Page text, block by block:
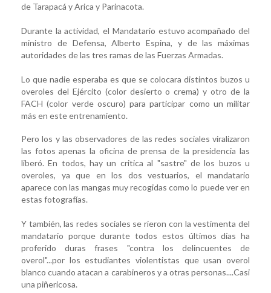
de Tarapacá y Arica y Parinacota.
Durante la actividad, el Mandatario estuvo acompañado del
ministro de Defensa, Alberto Espina, y de las máximas
autoridades de las tres ramas de las Fuerzas Armadas.
Lo que nadie esperaba es que se colocara distintos buzos u
overoles del Ejército (color desierto o crema) y otro de la
FACH (color verde oscuro) para participar como un militar
más en este entrenamiento.
Pero los y las observadores de las redes sociales viralizaron
las fotos apenas la oficina de prensa de la presidencia las
liberó. En todos, hay un critica al "sastre" de los buzos u
overoles, ya que en los dos vestuarios, el mandatario
aparece con las mangas muy recogidas como lo puede ver en
estas fotografías.
Y también, las redes sociales se rieron con la vestimenta del
mandatario porque durante todos estos últimos días ha
proferido duras frases "contra los delincuentes de
overol"...por los estudiantes violentistas que usan overol
blanco cuando atacan a carabineros y a otras personas....Casi
una piñericosa.